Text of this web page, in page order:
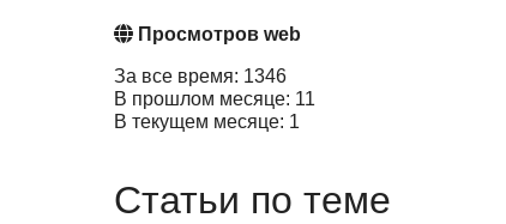
Просмотров web
За все время: 1346
В прошлом месяце: 11
В текущем месяце: 1
Статьи по теме